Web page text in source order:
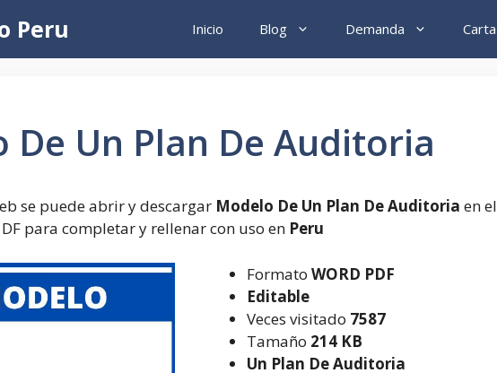
Peru Inicio Blog Demanda Carta
De Un Plan De Auditoria
se puede abrir y descargar Modelo De Un Plan De Auditoria en el
para completar y rellenar con uso en Peru
Formato WORD PDF
Editable
Veces visitado 7587
Tamaño 214 KB
Un Plan De Auditoria